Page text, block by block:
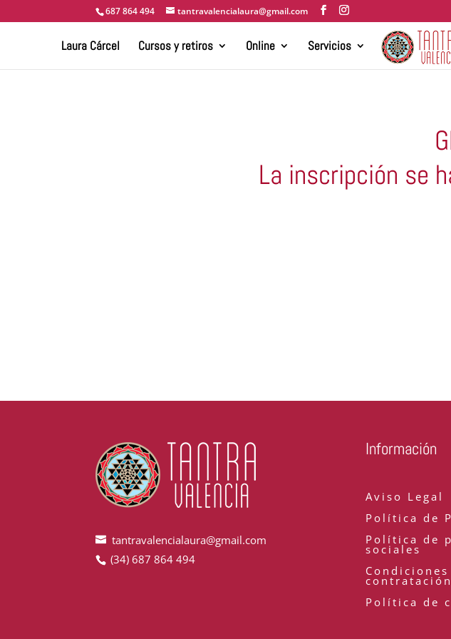
687 864 494 tantravalencialaura@gmail.com
Laura Cárcel Cursos y retiros Online Servicios
La inscripción se
tantravalencialaura@gmail.com
(34) 687 864 494
Información
Aviso Legal
Política de
Política de
sociales
contratación
Política de